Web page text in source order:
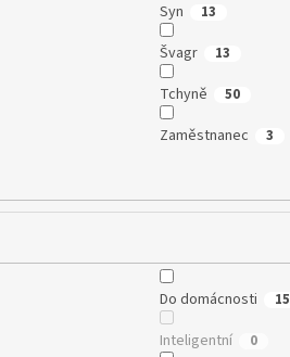
Syn 13
Švagr 13
Tchyně 50
Zaměstnanec 3
Do domácnosti 15
Inteligentní 0